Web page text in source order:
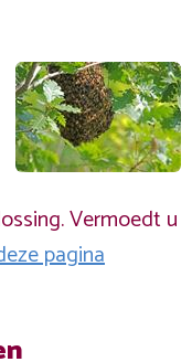
Vermoedt u
pagina